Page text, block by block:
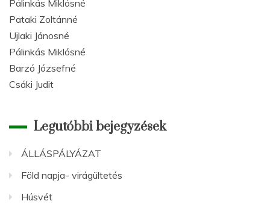
Pálinkás Miklósné
Pataki Zoltánné
Ujlaki Jánosné
Pálinkás Miklósné
Barzó Józsefné
Csáki Judit
Legutóbbi bejegyzések
ÁLLÁSPÁLYÁZAT
Föld napja- virágültetés
Húsvét